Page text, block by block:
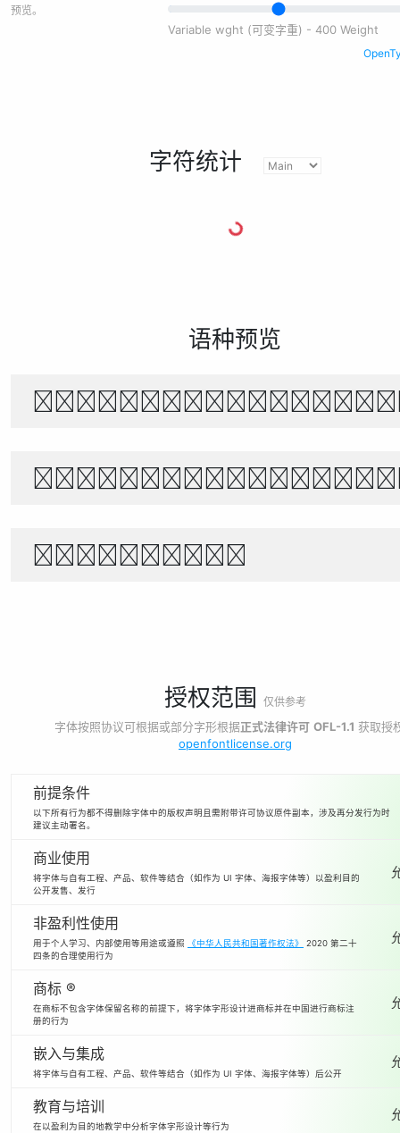
预览。
Variable wght (可变字重) - 400 Weight
字符统计
语种预览
The quick brown
Θέλει αρετή και
1234567890
授权范围 仅供参考
字体按照协议可根据或部分字形根据正式法律许可 OFL-1.1 获取授
openfontlicense.org
前提条件
以下所有行为都不得删除字体中的版权声明且需附带许可协议原件副本，涉及再分发行为时
建议主动署名。
商业使用
将字体与自有工程、产品、软件等结合（如作为 UI 字体、海报字体等）以盈利目的
公开发售、发行
非盈利性使用
用于个人学习、内部使用等用途或遵照 《中华人民共和国著作权法》
2020 第二十
四条的合理使用行为
商标 ®
在商标不包含字体保留名称的前提下，将字体字形设计进商标并在中国进行商标注
册的行为
嵌入与集成
将字体与自有工程、产品、软件等结合（如作为 UI 字体、海报字体等）后公开
教育与培训
在以盈利为目的地教学中分析字体字形设计等行为